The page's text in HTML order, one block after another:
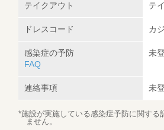
テイクアウト テ
ドレスコード カ
感染症の予防
FAQ
未
連絡事項 未
*施設が実施している感染症予防に関す
ません。